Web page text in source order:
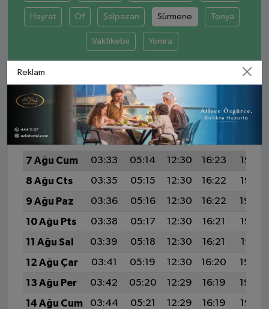
Hayrat Of Şalpazarı Sürmene Tonya
Vakfıkebir Yomra
SÜRMENE AYLIK NAMAZ VAKITLERI
İMSAK GÜNEŞ ÖĞLE
7 Ağu Cum
03:33 05:14 12:30 16:23
19:37
8 Ağu Cts
03:35 05:15 12:30 16:22
19:35
9 Ağu Paz
03:36 05:16 12:30 16:22
19:34
10 Ağu Pts
03:38 05:17 12:30 16:21
19:33
11 Ağu Sal
03:39 05:18 12:30 16:21
19:31
12 Ağu Çar
03:41 05:19 12:30 16:20
19:30
13 Ağu Per
03:42 05:20 12:29 16:19
19:29
14 Ağu Cum
03:44 05:21 12:29 16:19
19:27
Reklam